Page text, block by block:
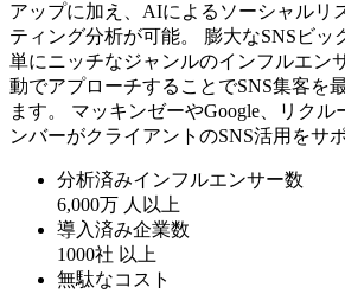
アップに加え、AIによるソーシャルリ
ティング分析が可能。 膨大なSNSビッ
単にニッチなジャンルのインフルエン
動でアプローチすることでSNS集客を
ます。 マッキンゼーやGoogle、リクル
ンバーがクライアントのSNS活用をサ
分析済みインフルエンサー数
6,000万 人以上
導入済み企業数
1000社 以上
無駄なコスト